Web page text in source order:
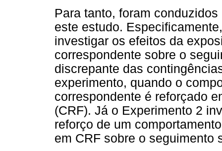
Para tanto, foram
este estudo.
investigar os efeitos da
correspondente sobre o
discrepante das
experimento, quando o
correspondente é reforçado
(CRF). Já o Experimento 2
reforço de um
em CRF sobre o seguimento